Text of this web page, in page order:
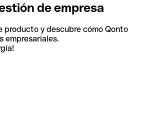
de empresa
producto y descubre cómo Qonto
empresariales.